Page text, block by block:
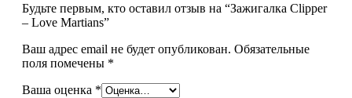
Будьте первым, кто оставил отзыв на “Зажигалка Clipper
– Love Martians”
Ваш адрес email не будет опубликован. Обязательные
поля помечены *
Ваша оценка *